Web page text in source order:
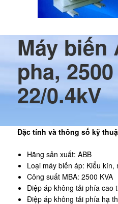
Máy biến
pha,
22/0.4kV
Đặc tính và thông số kỹ
Hãng sản xuất: ABB
Loại máy biến áp: Kiểu kín,
Công suất MBA: 2500 KVA
Điệp áp không tải phía cao
Điệp áp không tải phía hạ